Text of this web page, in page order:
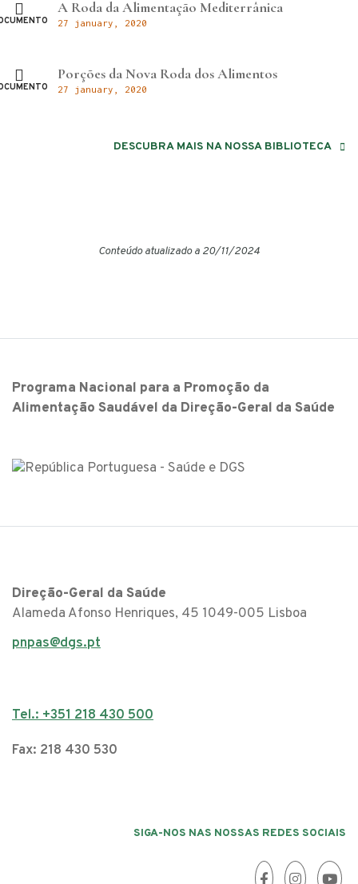
A Roda da Alimentação Mediterrânica
27 january, 2020
Porções da Nova Roda dos Alimentos
27 january, 2020
DESCUBRA MAIS NA NOSSA BIBLIOTECA
Conteúdo atualizado a 20/11/2024
Programa Nacional para a Promoção da
Alimentação Saudável da Direção-Geral da Saúde
Direção-Geral da Saúde
Alameda Afonso Henriques, 45 1049-005 Lisboa
pnpas@dgs.pt
Tel.: +351 218 430 500
Fax: 218 430 530
SIGA-NOS NAS NOSSAS REDES SOCIAIS